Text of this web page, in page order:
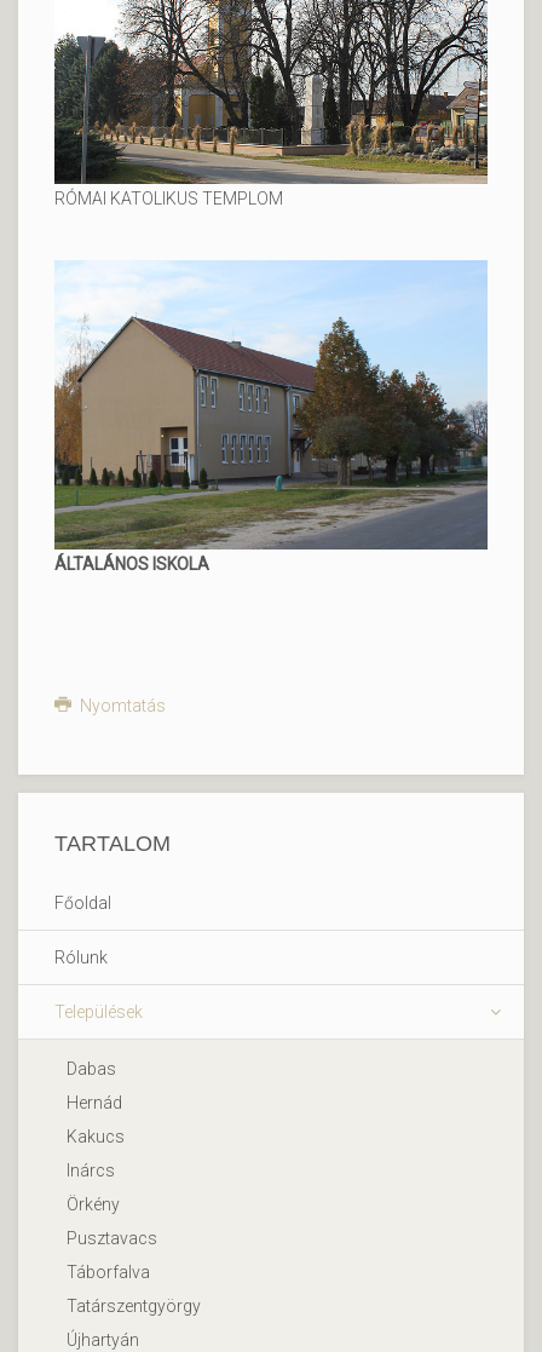
RÓMAI KATOLIKUS TEMPLOM
ÁLTALÁNOS ISKOLA
Nyomtatás
TARTALOM
Főoldal
Rólunk
Települések
Dabas
Hernád
Kakucs
Inárcs
Örkény
Pusztavacs
Táborfalva
Tatárszentgyörgy
Újhartyán